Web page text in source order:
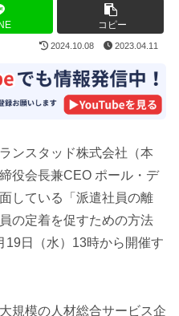
コピー
2024.10.08 2023.04.11
ンスタッド株式会社（本
役会長兼CEO ポール・デ
している「派遣社員の離
の定着を促すための方法
19日（水）13時から開催す
規模の人材総合サービス企